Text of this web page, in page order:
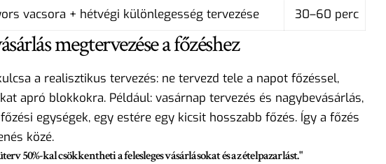
vacsora + hétvégi különlegesség tervezése 30–60 perc
megtervezése a főzéshez
a realisztikus tervezés: ne tervezd tele a napot főzéssel,
apró blokkokra. Például: vasárnap tervezés és nagybevásárlás,
egységek, egy estére egy kicsit hosszabb főzés. Így a főzés
közé.
50%-kal csökkentheti a felesleges vásárlásokat és az ételpazarlást."